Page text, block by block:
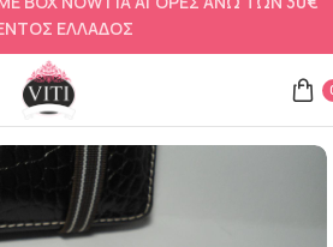
δώρο Πορτοφόλι
ΕΛΛΑΔΟΣ